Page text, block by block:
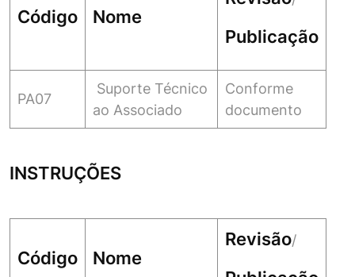
Código Nome
Publicação
PA07
Suporte Técnico
ao Associado
Conforme
documento
INSTRUÇÕES
Código Nome
Revisão/